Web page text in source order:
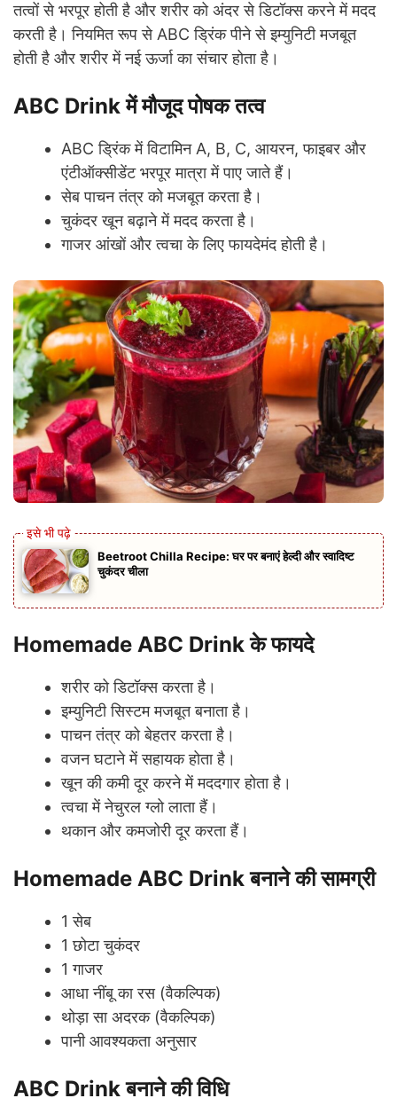
तत्वों से भरपूर होती है और शरीर को अंदर से डिटॉक्स करने में मदद
करती है। नियमित रूप से ABC ड्रिंक पीने से इम्युनिटी मजबूत
होती है और शरीर में नई ऊर्जा का संचार होता है।
ABC Drink में मौजूद पोषक तत्व
ABC ड्रिंक में विटामिन A, B, C, आयरन, फाइबर और
एंटीऑक्सीडेंट भरपूर मात्रा में पाए जाते हैं।
सेब पाचन तंत्र को मजबूत करता है।
चुकंदर खून बढ़ाने में मदद करता है।
गाजर आंखों और त्वचा के लिए फायदेमंद होती है।
Beetroot Chilla Recipe: घर पर बनाएं हेल्दी और स्वादिष्ट
चुकंदर चीला
Homemade ABC Drink के फायदे
शरीर को डिटॉक्स करता है।
इम्युनिटी सिस्टम मजबूत बनाता है।
पाचन तंत्र को बेहतर करता है।
वजन घटाने में सहायक होता है।
खून की कमी दूर करने में मददगार होता है।
त्वचा में नेचुरल ग्लो लाता हैं।
थकान और कमजोरी दूर करता हैं।
Homemade ABC Drink बनाने की सामग्री
1 सेब
1 छोटा चुकंदर
1 गाजर
आधा नींबू का रस (वैकल्पिक)
थोड़ा सा अदरक (वैकल्पिक)
पानी आवश्यकता अनुसार
ABC Drink बनाने की विधि